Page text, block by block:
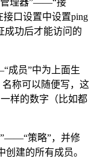
接口设置中设置ping
成功后才能访问的
成员”中为上面生
称可以随便写，这
样的数字（比如都
策略”，并修
创建的所有成员。